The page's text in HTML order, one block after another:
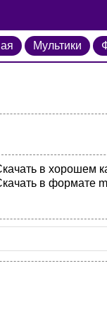
Мультики
в хорошем
в формате